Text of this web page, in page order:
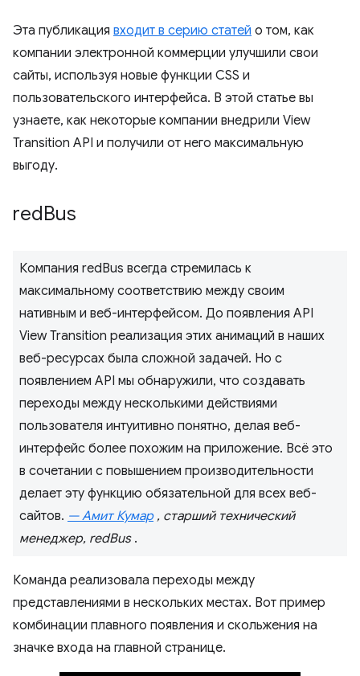
Эта публикация входит в серию статей о том, как
компании электронной коммерции улучшили свои
сайты, используя новые функции CSS и
пользовательского интерфейса. В этой статье вы
узнаете, как некоторые компании внедрили View
Transition API и получили от него максимальную
выгоду.
redBus
Компания redBus всегда стремилась к
максимальному соответствию между своим
нативным и веб-интерфейсом. До появления API
View Transition реализация этих анимаций в наших
веб-ресурсах была сложной задачей. Но с
появлением API мы обнаружили, что создавать
переходы между несколькими действиями
пользователя интуитивно понятно, делая веб-
интерфейс более похожим на приложение. Всё это
в сочетании с повышением производительности
делает эту функцию обязательной для всех веб-
сайтов. — Амит Кумар, старший технический
менеджер, redBus.
Команда реализовала переходы между
представлениями в нескольких местах. Вот пример
комбинации плавного появления и скольжения на
значке входа на главной странице.